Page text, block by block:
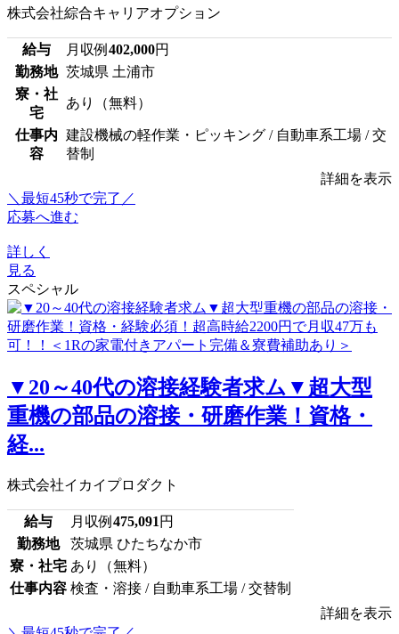
株式会社綜合キャリアオプション
給与 月収例 402,000円
勤務地 茨城県 土浦市
寮・社
宅
あり（無料）
仕事内
容
建設機械の軽作業・ピッキング / 自動車系工場 / 交
替制
詳細を表示
＼最短45秒で完了／
応募へ進む
詳しく
見る
スペシャル
▼20～40代の溶接経験者求ム▼超大型
重機の部品の溶接・研磨作業！資格・
経...
株式会社イカイプロダクト
給与 月収例 475,091 円
勤務地
茨城県 ひたちなか市
寮・社宅 あり（無料）
仕事内容 検査・溶接 / 自動車系工場 / 交替制
詳細を表示